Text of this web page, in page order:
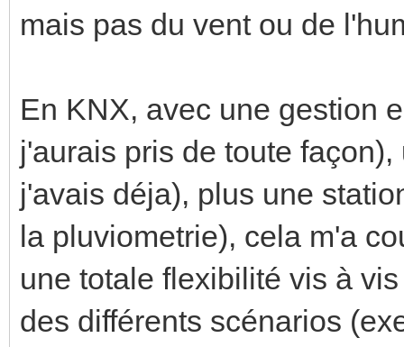
mais pas du vent ou de
En KNX, avec une gestion
j'aurais pris de toute
j'avais déja), plus une
la pluviometrie), cela m'a
une totale flexibilité vis à
des différents scénarios